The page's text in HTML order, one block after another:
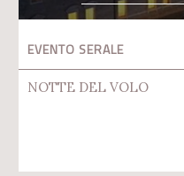
EVENTO SERALE
NOTTE DEL VOLO